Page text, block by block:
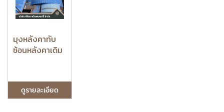
มุงหลังคาทับ
ซ้อนหลังคาเดิม
ดูรายละเอียด